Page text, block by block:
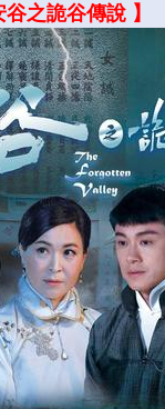
之詭谷傳說 】